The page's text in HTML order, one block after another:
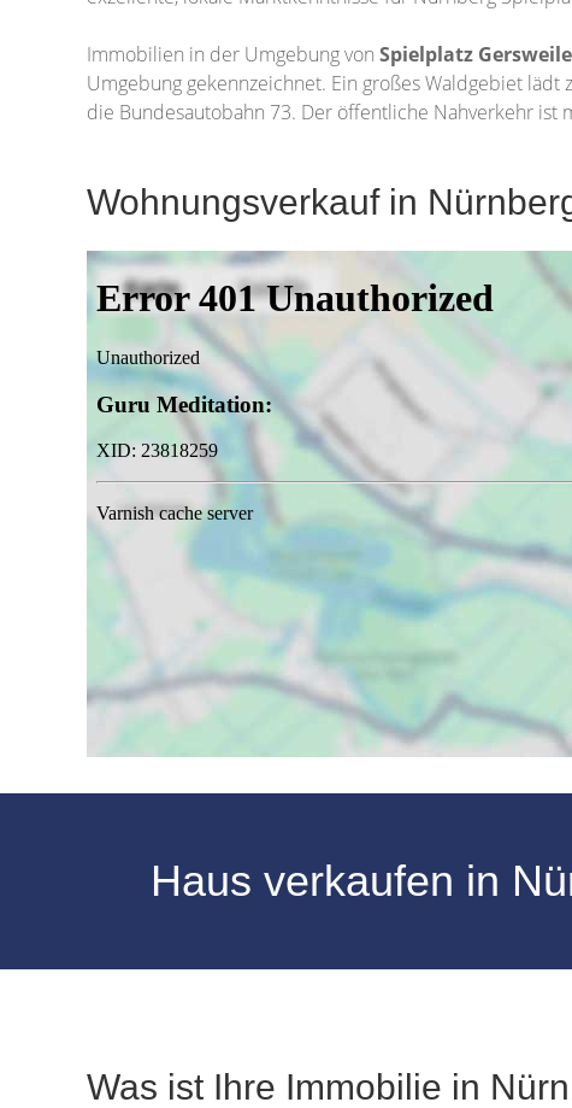
Immobilien in der Umgebung von Spielplatz
Umgebung gekennzeichnet. Ein großes Waldgebiet
die Bundesautobahn 73. Der öffentliche Nahverkehr ist
Wohnungsverkauf in
Haus verkaufen in
Was ist Ihre Immobilie in